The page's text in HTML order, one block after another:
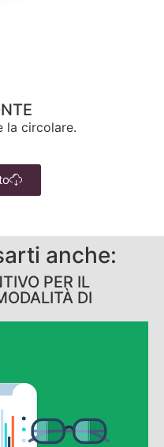
la circolare.
anche:
PER IL
DI